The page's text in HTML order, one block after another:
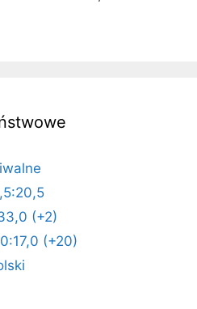
(+2)
(+20)